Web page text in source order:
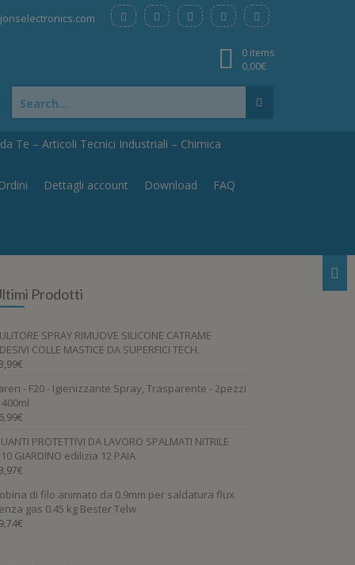
0 items
0,00€
Search
for:
Te – Articoli Tecnici Industriali – Chimica
Dettagli account Download FAQ
Prodotti
SPRAY RIMUOVE SILICONE CATRAME
COLLE MASTICE DA SUPERFICI TECH.
€
- F20 - Igienizzante Spray, Trasparente - 2pezzi
€
PROTETTIVI DA LAVORO SPALMATI NITRILE
GIARDINO edilizia 12 PAIA
€
di filo animato da 0.9mm per saldatura flux
gas 0.45 kg Bester Telw
€